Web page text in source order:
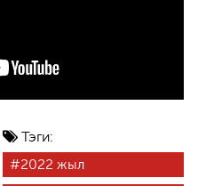
Тэги:
2022 жыл